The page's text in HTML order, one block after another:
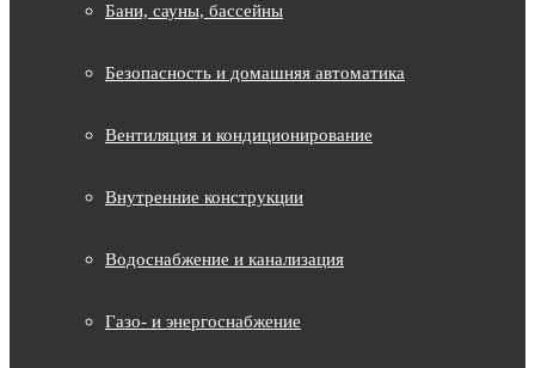
Бани, сауны, бассейны
Безопасность и домашняя автоматика
Вентиляция и кондиционирование
Внутренние конструкции
Водоснабжение и канализация
Газо- и энергоснабжение